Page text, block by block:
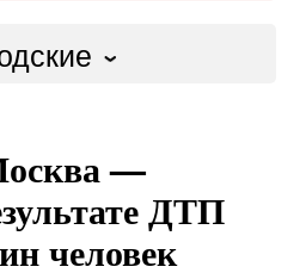
Дело —
ДТП
человек